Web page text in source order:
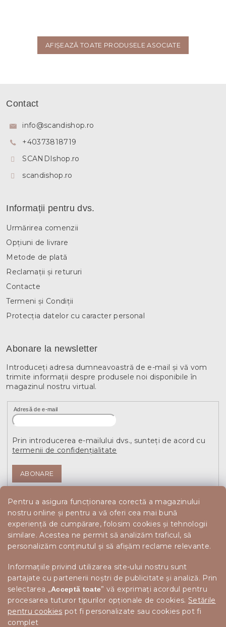
Pentru a asigura funcționarea corectă a magazinului
nostru online și pentru a vă oferi cea mai bună
experiență de cumpărare, folosim cookies și tehnologii
similare. Acestea ne permit să analizăm traficul, să
personalizăm conținutul și să afișăm reclame relevante.
Informațiile privind utilizarea site-ului nostru sunt
partajate cu partenerii noștri de publicitate și analiză. Prin
selectarea „Acceptă toate” vă exprimați acordul pentru
procesarea tuturor tipurilor opționale de cookies. Setările
pentru cookies pot fi personalizate sau cookies pot fi
complet
AFIŞEAZĂ TOATE PRODUSELE ASOCIATE
Contact
info@scandishop.ro
+40373818719
SCANDIshop.ro
scandishop.ro
Informații pentru dvs.
Urmărirea comenzii
Opțiuni de livrare
Metode de plată
Reclamații și retururi
Contacte
Termeni și Condiții
Protecția datelor cu caracter personal
Abonare la newsletter
Introduceţi adresa dumneavoastră de e-mail şi vă vom
trimite informaţii despre produsele noi disponibile în
magazinul nostru virtual.
Adresă de e-mail
Prin introducerea e-mailului dvs., sunteți de acord cu
termenii de confidențialitate
ABONARE